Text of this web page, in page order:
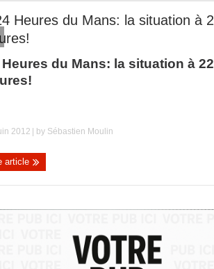
Heures du Mans: la situation à 22
2012 | by Sébastien Moulin
article